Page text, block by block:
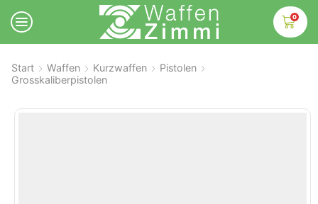
0
Start Waffen Kurzwaffen
Pistolen
Grosskaliberpistolen